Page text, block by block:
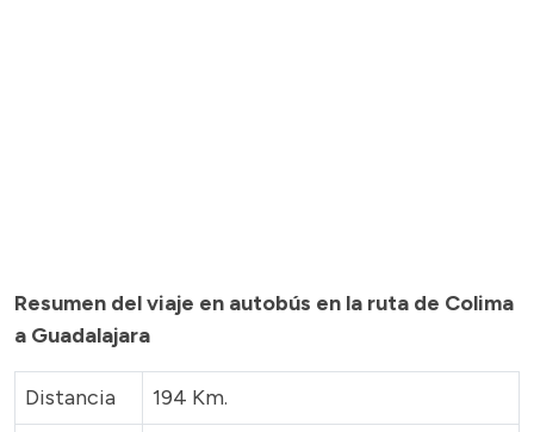
Resumen del viaje en autobús en la ruta de Colima
a Guadalajara
Distancia
194 Km.